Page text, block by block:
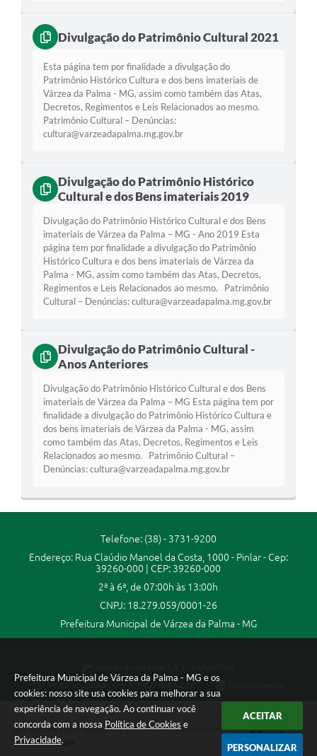
Prefeitura Municipal de Várzea da Palma - MG e os
cookies: nosso site usa cookies para melhorar a sua
experiência de navegação. Ao continuar você
concorda com a nossa Política de Cookies e
Privacidade.
ACEITAR
PERSONALIZAR
Notícias
Turismo
Galeria de Vídeos
Secretarias
Projetos
Contas Públicas
Legislação
Serviços Online
Telefones Úteis
Enquete
Agenda
Emprega
Divulgação do Patrimônio Cultural 2021
Esta página tem por finalidade a divulgação do
Patrimônio Histórico Cultura e dos bens imateriais de
Várzea da Palma - MG, assim como também das Atas,
Decretos, Regimentos e Leis Relacionados ao mesmo.
Patrimônio Cultural – Denúncias:
cultura@varzeadapalma.mg.gov.br
Divulgação do Patrimônio Histórico
Cultural e dos Bens imateriais 2019
Divulgação do Patrimônio Histórico Cultural e dos Bens
imateriais de Várzea da Palma – MG - Ano 2019 Esta
página tem por finalidade a divulgação do Patrimônio
Histórico Cultura e dos bens imateriais de Várzea da
Palma - MG, assim como também das Atas, Decretos,
Regimentos e Leis Relacionados ao mesmo. Patrimônio
Cultural – Denúncias:cultura@varzeadapalma.mg.gov.br
Divulgação do Patrimônio Cultural -
Anos Anteriores
Divulgação do Patrimônio Histórico Cultural e dos Bens
imateriais de Várzea da Palma – MG Esta página tem por
finalidade a divulgação do Patrimônio Histórico Cultura e
dos bens imateriais de Várzea da Palma - MG, assim
como também das Atas, Decretos, Regimentos e Leis
Relacionados ao mesmo. Patrimônio Cultural –
Denúncias:cultura@varzeadapalma.mg.gov.br
Telefone: (38) - 3731-9200
Endereço: Rua Claúdio Manoel da Costa, 1000 - Pinlar - Cep:
39260-000 | CEP: 39260-000
2ª à 6ª, de 07:00h às 13:00h
CNPJ: 18.279.059/0001-26
Prefeitura Municipal de Várzea da Palma - MG
Portal atualizado em:
Copyright Instar - 2006-2026. Todos os direitos reservados -
Instar Tecnologia